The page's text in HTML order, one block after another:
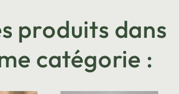
produits dans
catégorie :